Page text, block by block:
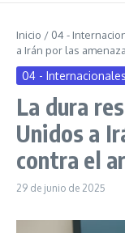
Inicio / 04 -
a Irán por las
04 - Internacionales
La dura
Unidos a
contra el
29 de junio de 2025